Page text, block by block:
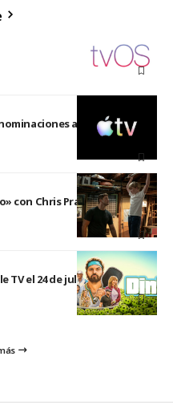
a los premios
con Chris Pratt
TV el 24 de julio